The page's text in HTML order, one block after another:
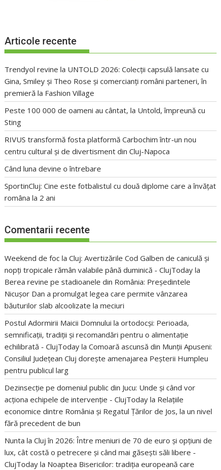
Articole recente
Trendyol revine la UNTOLD 2026: Colecții capsulă lansate cu
Gina, Smiley și Theo Rose și comercianți români parteneri, în
premieră la Fashion Village
Peste 100 000 de oameni au cântat, la Untold, împreună cu
Sting
RIVUS transformă fosta platformă Carbochim într-un nou
centru cultural și de divertisment din Cluj-Napoca
Când luna devine o întrebare
SportinCluj: Cine este fotbalistul cu două diplome care a învățat
româna la 2 ani
Comentarii recente
Weekend de foc la Cluj: Avertizările Cod Galben de caniculă și
nopți tropicale rămân valabile până duminică - ClujToday la
Berea revine pe stadioanele din România: Președintele
Nicușor Dan a promulgat legea care permite vânzarea
băuturilor slab alcoolizate la meciuri
Postul Adormirii Maicii Domnului la ortodocși: Perioada,
semnificații, tradiții și recomandări pentru o alimentație
echilibrată - ClujToday laComoară ascunsă din Munții Apuseni:
Consiliul Județean Cluj dorește amenajarea Peșterii Humpleu
pentru publicul larg
Dezinsecție pe domeniul public din Jucu: Unde și când vor
acționa echipele de intervenție - ClujToday la Relațiile
economice dintre România și Regatul Țărilor de Jos, la un nivel
fără precedent de bun
Nunta la Cluj în 2026: Între meniuri de 70 de euro și opțiuni de
lux, cât costă o petrecere și când mai găsești săli libere -
ClujToday la Noaptea Bisericilor: tradiția europeană care